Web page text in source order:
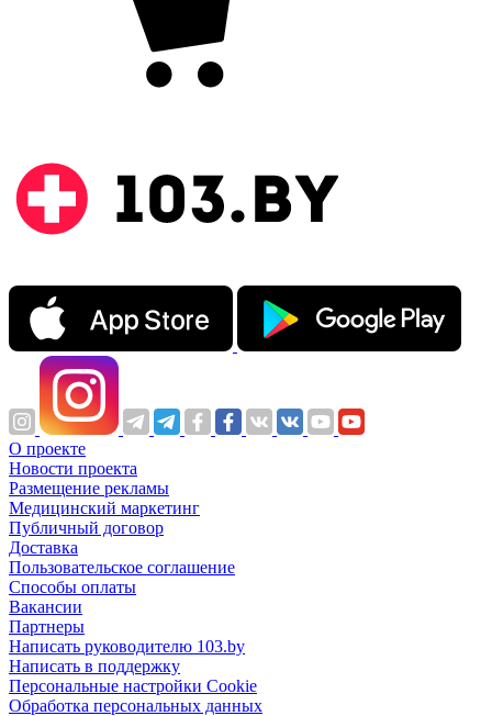
О проекте
Новости проекта
Размещение рекламы
Медицинский маркетинг
Публичный договор
Доставка
Пользовательское соглашение
Способы оплаты
Вакансии
Партнеры
Написать руководителю 103.by
Написать в поддержку
Персональные настройки Cookie
Обработка персональных данных